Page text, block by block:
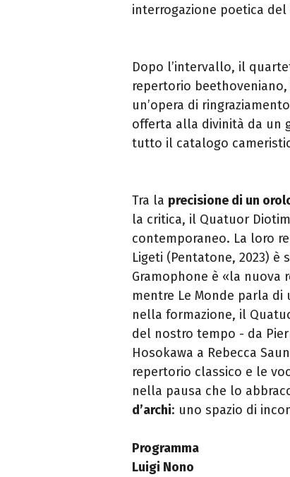
interrogazione poetica
Dopo l’intervallo, il
repertorio
un’opera di
offerta alla divinità da un
tutto il catalogo
Tra la precisione di un
la critica, il Quatuor
contemporaneo. La loro
Ligeti (Pentatone, 2023)
Gramophone è «la nuova
mentre Le Monde parla di
nella formazione, il
del nostro tempo - da
Hosokawa a Rebecca
repertorio classico e le
nella pausa che lo
d’archi: uno spazio di
Programma
Luigi Nono